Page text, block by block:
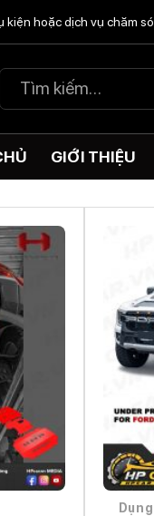
hoặc dịch vụ chăm
Tìm
kiếm:
GIỚI THIỆU